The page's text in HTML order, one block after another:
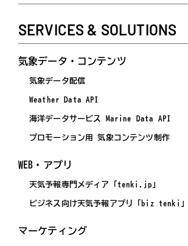
SERVICES & SOLUTIONS
気象データ・コンテンツ
気象データ配信
Weather Data API
海洋データサービス Marine Data API
プロモーション用 気象コンテンツ制作
WEB・アプリ
天気予報専門メディア「tenki.jp」
ビジネス向け天気予報アプリ「biz tenki」
マーケティング